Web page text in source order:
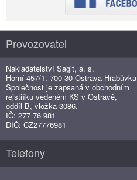
Provozovatel
Nakladatelství Sagit, a. s.
Horní 457/1, 700 30 Ostrava-Hrabůvka
Společnost je zapsaná v obchodním
rejstříku vedeném KS v Ostravě,
oddíl B, vložka 3086.
IČ: 277 76 981
DIČ: CZ27776981
Telefony